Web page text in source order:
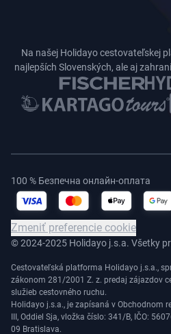
Na našej Holidayo cestovateľskej
najlepších Slovenských, ale aj
© 2024-2025 Holidayo j.s.a. Všetky
Cestovateľská platforma Holidayo j.s.a.,
zákonom 281/2001 Z. z. predaj zájazdov
služieb cestovného ruchu.
Holidayo j.s.a., je zapísaná v Obchodnom
III, Oddiel Sja, vložka číslo: 341/B, IČO:
09 Bratislava.
100 % Безпечна онлайн-оплата
Zmeniť preferencie cookie